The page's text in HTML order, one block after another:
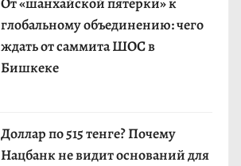
глобальному объединению: чего
ждать от саммита ШОС в
Бишкеке
Доллар по 515 тенге? Почему
Нацбанк не видит оснований для